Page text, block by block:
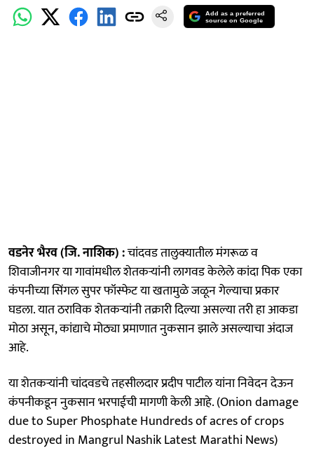
Add as a preferred
source on Google
वडनेर भैरव (जि. नाशिक) :चांदवड तालुक्यातील मंगरूळ व
शिवाजीनगर या गावांमधील शेतकऱ्यांनी लागवड केलेले कांदा पिक एका
कंपनीच्या सिंगल सुपर फॉस्फेट या खतामुळे जळून गेल्याचा प्रकार
घडला. यात ठराविक शेतकऱ्यांनी तक्रारी दिल्या असल्या तरी हा आकडा
मोठा असून, कांद्याचे मोठ्या प्रमाणात नुकसान झाले असल्याचा अंदाज
आहे.
या शेतकऱ्यांनी चांदवडचे तहसीलदार प्रदीप पाटील यांना निवेदन देऊन
कंपनीकडून नुकसान भरपाईची मागणी केली आहे. (Onion damage
due to Super Phosphate Hundreds of acres of crops
destroyed in Mangrul Nashik Latest Marathi News)